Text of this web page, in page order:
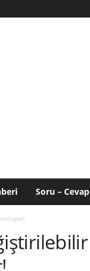
Soru – Cevap